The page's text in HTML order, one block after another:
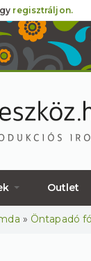
regisztráljon.
Outlet
» Öntapadó